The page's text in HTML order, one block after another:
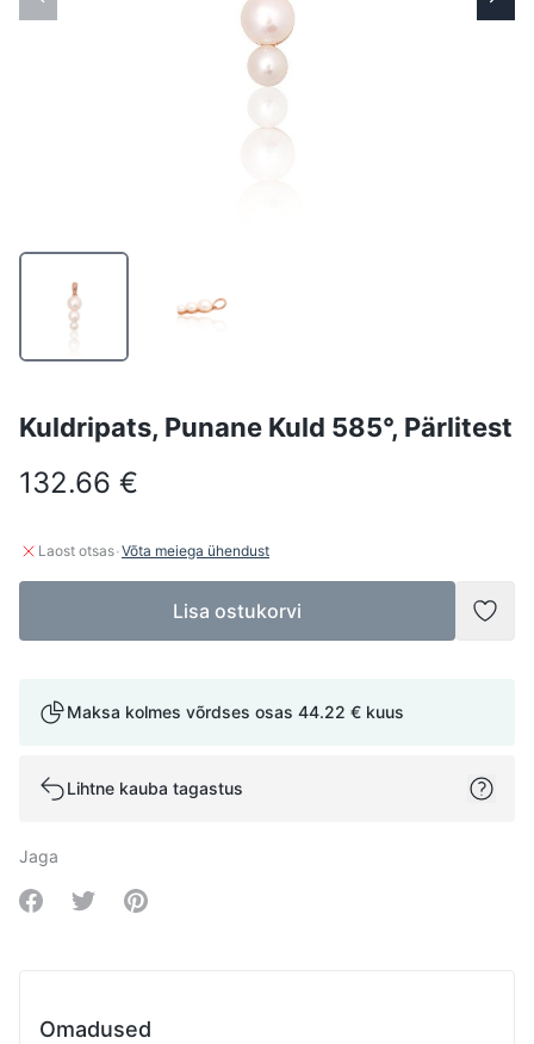
Kuldripats, Punane Kuld 585°, Pärlitest
132.66 €
Laost otsas·Võta meiega ühendust
Lisa ostukorvi
Maksa kolmes võrdses osas 44.22 € kuus
Lihtne kauba tagastus
Jaga
Share on Facebook
Share on Twitter
Share on Pinterest
Omadused